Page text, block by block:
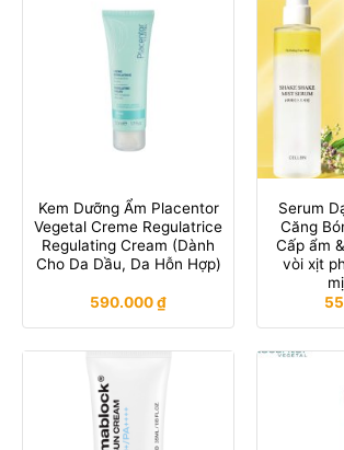
Kem Dưỡng Ẩm Placentor
Vegetal Creme Regulatrice
Regulating Cream (Dành
Cho Da Dầu, Da Hỗn Hợp)
590.000₫
Serum
Căng
Cấp ẩm
vòi xịt